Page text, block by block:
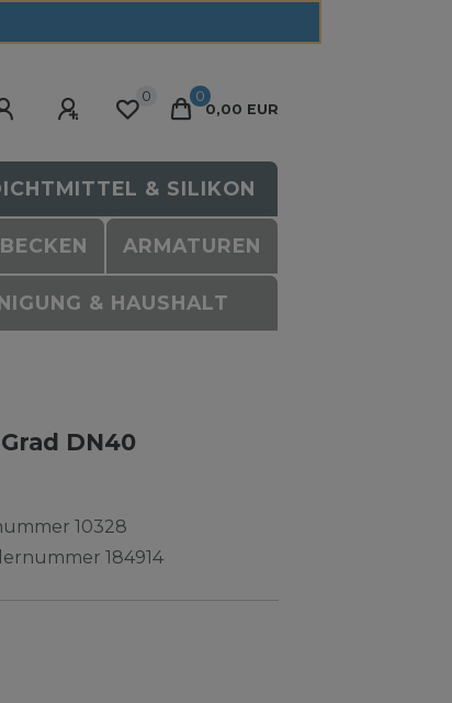
0
0
0,00 EUR
& SILIKON
ARMATUREN
& HAUSHALT
DN40
10328
184914